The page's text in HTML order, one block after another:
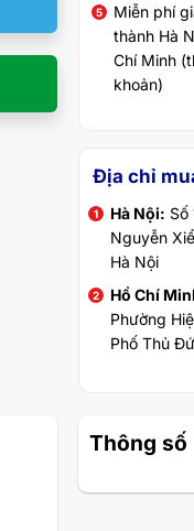
Miễn phí
thành Hà
Chí Minh
khoản)
Địa chỉ
Hà Nội: Số
Nguyễn
Hà Nội
Hồ Chí
Phường
Phố Thủ
Thông